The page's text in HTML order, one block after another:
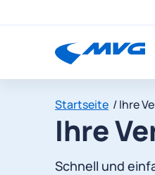
Startseite Ihre
Ihre
Schnell und